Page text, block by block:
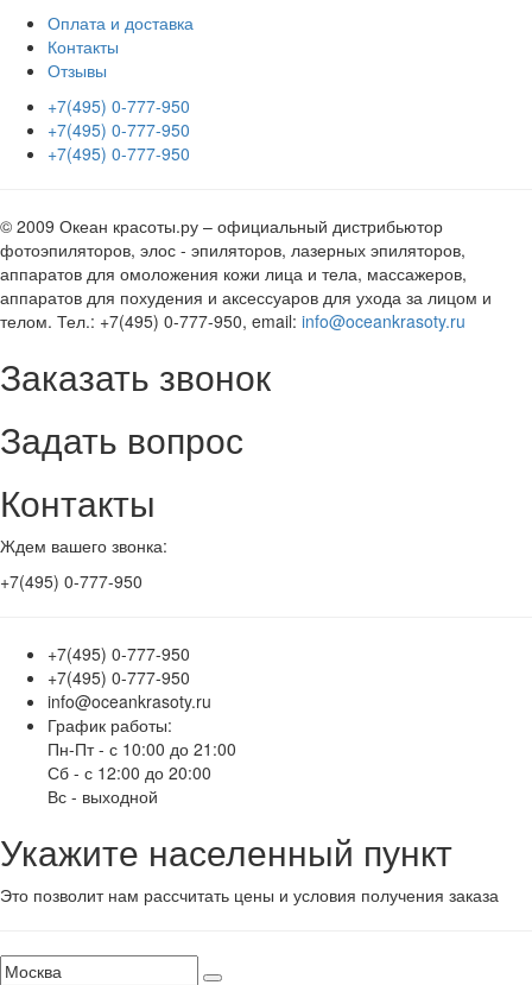
Оплата и доставка
Контакты
Отзывы
+7(495) 0-777-950
+7(495) 0-777-950
+7(495) 0-777-950
© 2009 Океан красоты.ру – официальный дистрибьютор
фотоэпиляторов, элос - эпиляторов, лазерных эпиляторов,
аппаратов для омоложения кожи лица и тела, массажеров,
аппаратов для похудения и аксессуаров для ухода за лицом и
телом. Тел.: +7(495) 0-777-950, email: info@oceankrasoty.ru
Заказать звонок
Задать вопрос
Контакты
Ждем вашего звонка:
+7(495) 0-777-950
+7(495) 0-777-950
+7(495) 0-777-950
info@oceankrasoty.ru
График работы:
Пн-Пт - с 10:00 до 21:00
Сб - с 12:00 до 20:00
Вс - выходной
Укажите населенный пункт
Это позволит нам рассчитать цены и условия получения заказа